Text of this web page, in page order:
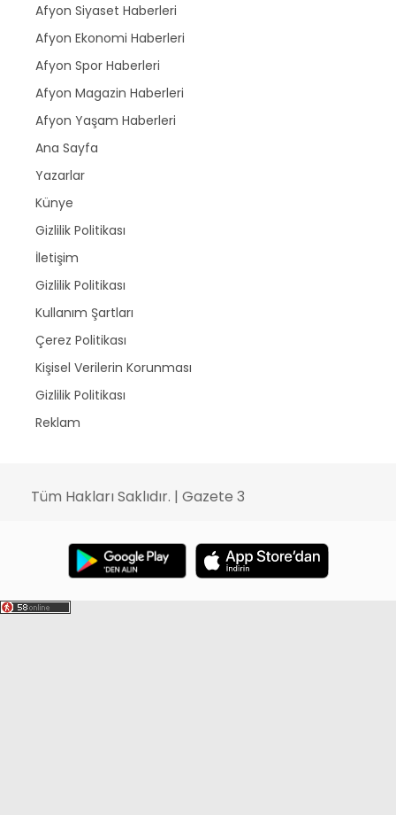
Afyon Siyaset Haberleri
Afyon Ekonomi Haberleri
Afyon Spor Haberleri
Afyon Magazin Haberleri
Afyon Yaşam Haberleri
Ana Sayfa
Yazarlar
Künye
Gizlilik Politikası
İletişim
Gizlilik Politikası
Kullanım Şartları
Çerez Politikası
Kişisel Verilerin Korunması
Gizlilik Politikası
Reklam
Tüm Hakları Saklıdır. | Gazete 3